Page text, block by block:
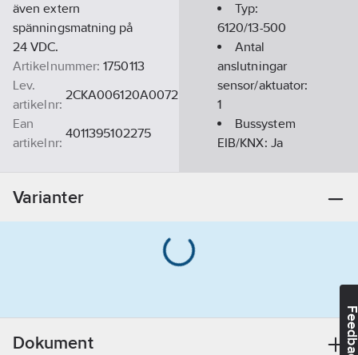
även extern
spänningsmatning på
24 VDC.
Artikelnummer: 1750113
Lev.
artikelnr:
2CKA006120A0072
Ean
artikelnr:
4011395102275
Typ:
6120/13-500
Antal
anslutningar
sensor/aktuator:
1
Bussystem
EIB/KNX: Ja
KNX-RF
Bussystem
Varianter
Dokument